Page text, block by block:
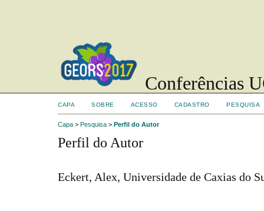
Conferências
CAPA SOBRE ACESSO CADASTRO PESQUISA
Capa > Pesquisa > Perfil do Autor
Perfil do Autor
Eckert, Alex, Universidade de Caxias do